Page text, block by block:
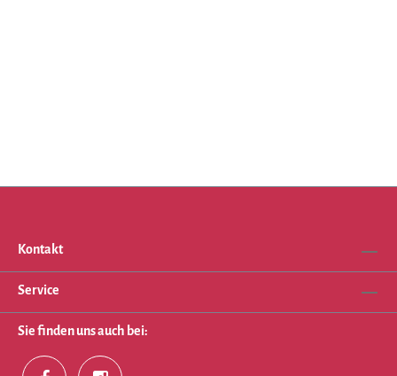
Kontakt
Service
Sie finden uns auch bei: